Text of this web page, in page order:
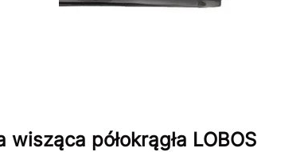
półokrągła LOBOS